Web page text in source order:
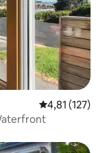
Prosječna
4,81 (127)